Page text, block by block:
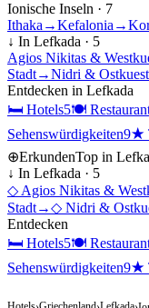
Ionische Inseln · 7
Ithaka →Kefalonia →
↓ In Lefkada · 5
Agios Nikitas &
Stadt→Nidri &
Entdecken in Lefkada
🛏 Hotels5🍽
Sehenswürdigkeiten9★
⊕ErkundenTop in
↓ In Lefkada · 5
◇ Agios Nikitas &
Stadt→◇ Nidri &
Entdecken
🛏 Hotels5🍽
Sehenswürdigkeiten9★